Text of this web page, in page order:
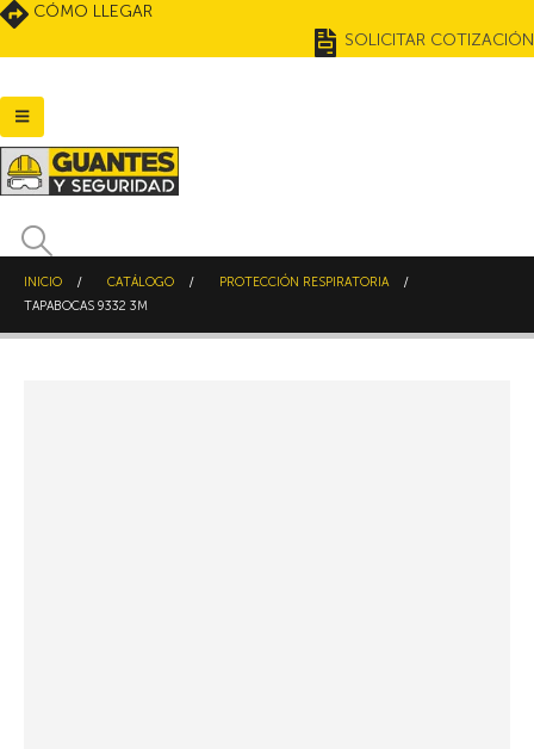
CÓMO LLEGAR
SOLICITAR COTIZACIÓN
INICIO CATÁLOGO
PROTECCIÓN RESPIRATORIA
TAPABOCAS 9332 3M